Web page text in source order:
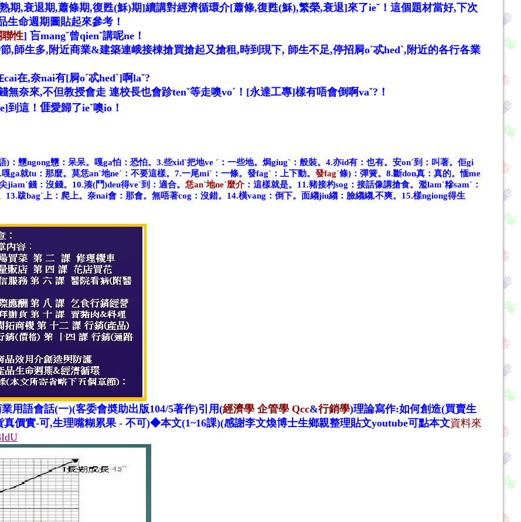
期,衰退期,蕭條期,復甦(穌)期]續講對經濟循環介[蕭條,復甦(穌),繁榮,衰退]來了ieˇ！這個題材當好,下次
生命週期圖貼起來參考！
聯性] 吂mangˇ曾qienˇ講呢ne！
,師生多, 附近商業&建築連峨接棟搶買搶起又搶租,時到現下, 師生不足,停招屙oˊ忒hedˋ,附近的各行各業
cai在,奈nai有[屙oˊ忒hedˋ]啊laˇ?
無奈來,不但教授會走 連校長也會跈tenˇ等走噢voˊ！ [永達工專]樣有唔會倒啊vaˇ? ！
到這！ 𠊎愛歸了ieˇ噢io！
)：戇ngong戇：呆呆。嘎ga怕：恐怕。 3.些xidˋ把地ve ˊ：一些地。焗giugˋ：般裝。 4.亦id有：也有。安onˊ到：叫著。佢gi
嘎ga就tu：那麼。莫恁anˋ地neˊ：不要這樣。 7.一尾miˊ：一條。發fagˋ：上下動。 發fagˋ條)：彈簧。 8.斷don真：真的。愐me
jiamˊ錢：沒錢。 10.湊(鬥)deu得veˋ到：適合。 恁anˋ地neˊ麼介：這樣就是。 11.豬接杓sog：接話像講搶食。濫lamˋ糝samˋ：
13.跋bagˋ上：爬上。奈nai會：那會。無唔著cog：沒錯。 14.橫vang：倒下。面縐jiu縐：臉縐縐,不爽。 15.樣ngiong得生
用語會話(一)(客委會奬助出版104/5著作)引用(經濟學 企管學 Qcc&行銷學)理論寫作:如何創造(買賣生
價實-可,生理嘴糊累果 - 不可)◆本文(1~16課)(感謝李文煥博士生鄉親整理貼文youtube可點本文資料來